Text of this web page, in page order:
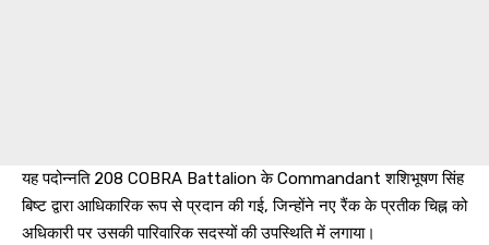
यह पदोन्नति 208 COBRA Battalion के Commandant शशिभूषण सिंह
बिष्ट द्वारा आधिकारिक रूप से प्रदान की गई, जिन्होंने नए रैंक के प्रतीक चिह्न को
अधिकारी पर उसकी पारिवारिक सदस्यों की उपस्थिति में लगाया।